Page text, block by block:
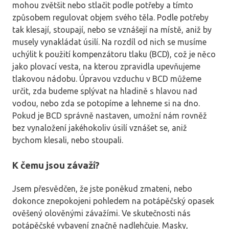
mohou zvětšit nebo stlačit podle potřeby a tímto
způsobem regulovat objem svého těla. Podle potřeby
tak klesají, stoupají, nebo se vznášejí na místě, aniž by
musely vynakládat úsilí. Na rozdíl od nich se musíme
uchýlit k použití kompenzátoru tlaku (BCD), což je něco
jako plovací vesta, na kterou zpravidla upevňujeme
tlakovou nádobu. Úpravou vzduchu v BCD můžeme
určit, zda budeme splývat na hladině s hlavou nad
vodou, nebo zda se potopíme a lehneme si na dno.
Pokud je BCD správně nastaven, umožní nám rovněž
bez vynaložení jakéhokoliv úsilí vznášet se, aniž
bychom klesali, nebo stoupali.
K čemu jsou závaží?
Jsem přesvědčen, že jste poněkud zmateni, nebo
dokonce znepokojeni pohledem na potápěčský opasek
ověšený olověnými závažími. Ve skutečnosti nás
potápěčské vybavení značně nadlehčuje. Masky,